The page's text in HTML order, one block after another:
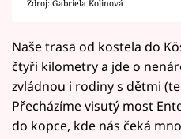
Zdroj: Gabriela Kolinová
Naše trasa od kostela do
čtyři kilometry a jde o
zvládnou i rodiny s dětmi
Přecházíme visutý most
do kopce, kde nás čeká